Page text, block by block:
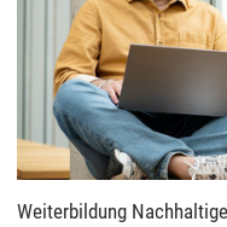
Weiterbildung